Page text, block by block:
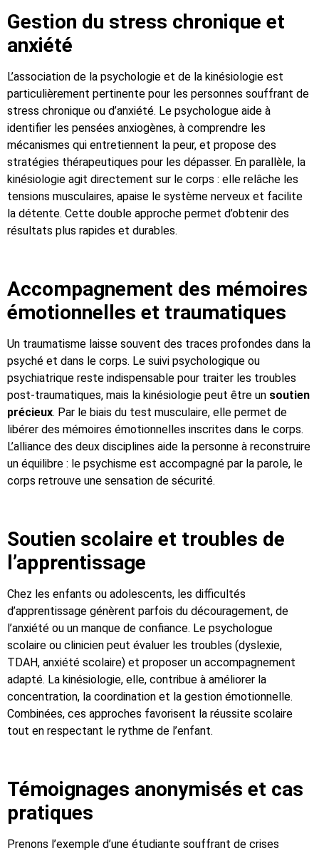
Gestion du stress chronique et
anxiété
L’association de la psychologie et de la kinésiologie est
particulièrement pertinente pour les personnes souffrant de
stress chronique ou d’anxiété. Le psychologue aide à
identifier les pensées anxiogènes, à comprendre les
mécanismes qui entretiennent la peur, et propose des
stratégies thérapeutiques pour les dépasser. En parallèle, la
kinésiologie agit directement sur le corps : elle relâche les
tensions musculaires, apaise le système nerveux et facilite
la détente. Cette double approche permet d’obtenir des
résultats plus rapides et durables.
Accompagnement des mémoires
émotionnelles et traumatiques
Un traumatisme laisse souvent des traces profondes dans la
psyché et dans le corps. Le suivi psychologique ou
psychiatrique reste indispensable pour traiter les troubles
post-traumatiques, mais la kinésiologie peut être un soutien
précieux. Par le biais du test musculaire, elle permet de
libérer des mémoires émotionnelles inscrites dans le corps.
L’alliance des deux disciplines aide la personne à reconstruire
un équilibre : le psychisme est accompagné par la parole, le
corps retrouve une sensation de sécurité.
Soutien scolaire et troubles de
l’apprentissage
Chez les enfants ou adolescents, les difficultés
d’apprentissage génèrent parfois du découragement, de
l’anxiété ou un manque de confiance. Le psychologue
scolaire ou clinicien peut évaluer les troubles (dyslexie,
TDAH, anxiété scolaire) et proposer un accompagnement
adapté. La kinésiologie, elle, contribue à améliorer la
concentration, la coordination et la gestion émotionnelle.
Combinées, ces approches favorisent la réussite scolaire
tout en respectant le rythme de l’enfant.
Témoignages anonymisés et cas
pratiques
Prenons l’exemple d’une étudiante souffrant de crises